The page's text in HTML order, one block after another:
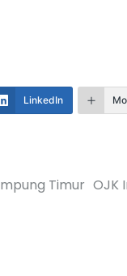
LinkedIn
Timur OJK